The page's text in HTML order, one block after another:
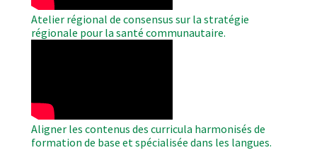
Atelier régional de consensus sur la stratégie
régionale pour la santé communautaire.
Aligner les contenus des curricula harmonisés de
formation de base et spécialisée dans les langues.